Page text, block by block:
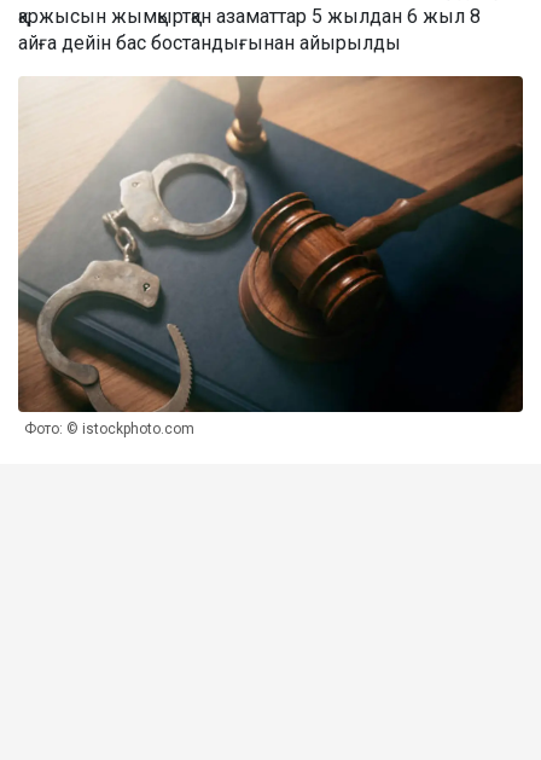
қаржысын жымқыртқан азаматтар 5 жылдан 6 жыл 8
айға дейін бас бостандығынан айырылды
Фото: © istockphoto.com